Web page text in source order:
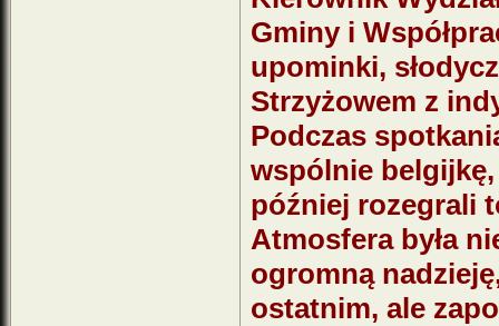
Gminy i
upominki,
Strzyżowem z
Podczas
wspólnie
później rozegrali
Atmosfera była
ogromną
ostatnim, ale